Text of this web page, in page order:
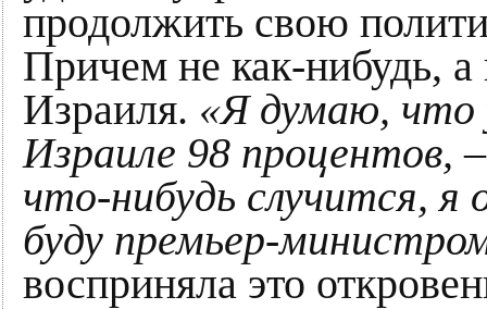
продолжить свою
Причем не как-нибудь, а
Израиля. «Я думаю, что
Израиле 98 процентов,
что-нибудь случится, я
буду премьер-
восприняла это